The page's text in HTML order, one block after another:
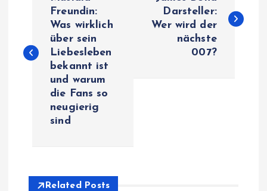
t
Freundin:
Was wirklich
über sein
Liebesleben
bekannt ist
und warum
die Fans so
neugierig
sind
Darsteller:
Wer wird der
nächste
007?
Related Posts